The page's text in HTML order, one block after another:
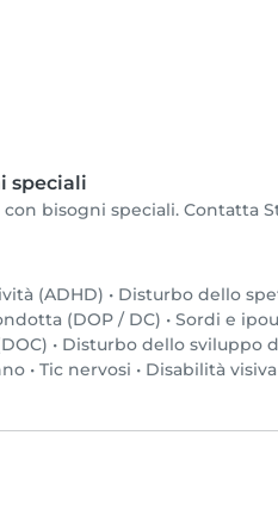
speciali
bisogni speciali. Contatta
(ADHD) • Disturbo dello
(DOP / DC) • Sordi e
• Disturbo dello sviluppo
• Tic nervosi • Disabilità visiva